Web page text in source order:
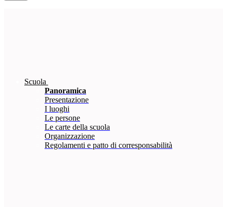
Scuola
Panoramica
Presentazione
I luoghi
Le persone
Le carte della scuola
Organizzazione
Regolamenti e patto di corresponsabilità